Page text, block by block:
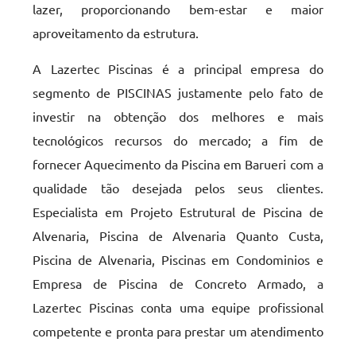
lazer, proporcionando bem-estar e maior
aproveitamento da estrutura.
A Lazertec Piscinas é a principal empresa do
segmento de PISCINAS justamente pelo fato de
investir na obtenção dos melhores e mais
tecnológicos recursos do mercado; a fim de
fornecer Aquecimento da Piscina em Barueri com a
qualidade tão desejada pelos seus clientes.
Especialista em Projeto Estrutural de Piscina de
Alvenaria, Piscina de Alvenaria Quanto Custa,
Piscina de Alvenaria, Piscinas em Condominios e
Empresa de Piscina de Concreto Armado, a
Lazertec Piscinas conta uma equipe profissional
competente e pronta para prestar um atendimento